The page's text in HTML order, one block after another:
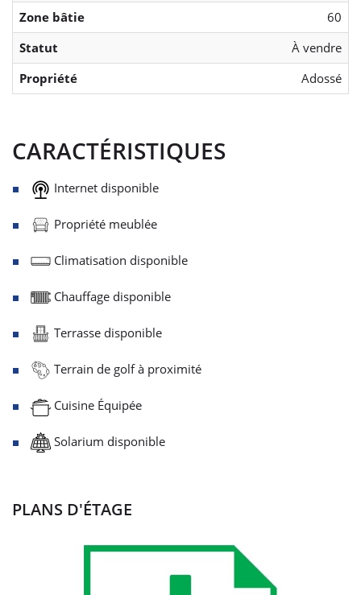
Zone bâtie
60
Statut
À vendre
Propriété
Adossé
CARACTÉRISTIQUES
Internet disponible
Propriété meublée
Climatisation disponible
Chauffage disponible
Terrasse disponible
Terrain de golf à proximité
Cuisine Équipée
Solarium disponible
PLANS D'ÉTAGE